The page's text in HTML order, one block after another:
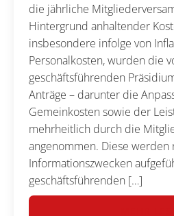
die jährliche
Hintergrund anhaltender
insbesondere infolge von
Personalkosten, wurden die
geschäftsführenden
Anträge – darunter die
Gemeinkosten sowie der
mehrheitlich durch die
angenommen. Diese werden
Informationszwecken
geschäftsführenden […]